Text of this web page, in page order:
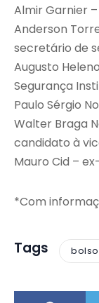
Almir Garnier
Anderson
secretário de
Augusto
Segurança
Paulo Sérgio
Walter Braga
candidato à
Mauro Cid –
*Com
Tags